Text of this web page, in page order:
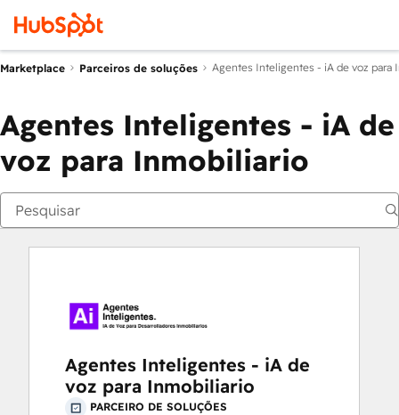
Marketplace Parceiros de soluções Agentes Inteligentes - iA de voz para
Agentes Inteligentes - iA de
voz para Inmobiliario
Agentes Inteligentes - iA de
voz para Inmobiliario
PARCEIRO DE SOLUÇÕES